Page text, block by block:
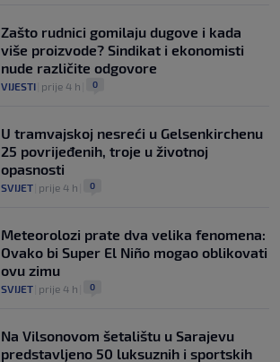
Zašto rudnici gomilaju dugove i kada
više proizvode? Sindikat i ekonomisti
nude različite odgovore
VIJESTI prije 4 h 0
U tramvajskoj nesreći u Gelsenkirchenu
25 povrijeđenih, troje u životnoj
opasnosti
SVIJET prije 4 h 0
Meteorolozi prate dva velika fenomena:
Ovako bi Super El Niño mogao oblikovati
ovu zimu
SVIJET prije 4 h 0
Na Vilsonovom šetalištu u Sarajevu
predstavljeno 50 luksuznih i sportskih